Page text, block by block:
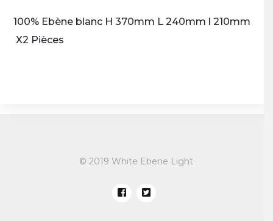
100% Ebène blanc H 370mm L 240mm l 210mm
X2 Pièces
© 2019 White Ebene Light